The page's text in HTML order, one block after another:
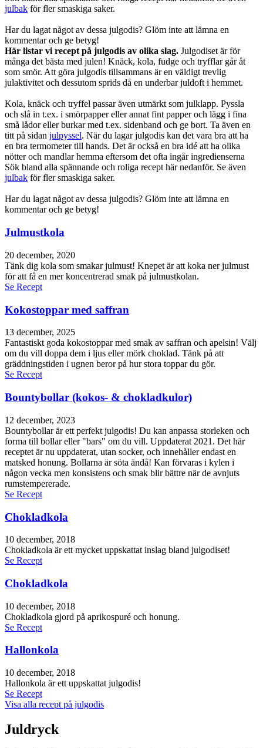
julbak för fler smaskiga saker.
Har du lagat något av dessa julgodis? Glöm inte att lämna en
kommentar och ge betyg!
Här listar vi recept på julgodis av olika slag. Julgodiset är för
många det bästa med julen! Knäck, kola, fudge och tryfflar går åt
som smör. Att göra julgodis tillsammans är en väldigt trevlig
julaktivitet och dessutom sprids då en underbar juldoft i hemmet.
Kola, knäck och tryffel passar även utmärkt som julklapp. Pyssla
och slå in t.ex. i smörpapper eller annat fint papper och lägg i fina
små lådor eller burkar med t.ex. sidenband och ge bort. Ta även en
titt på sidan julpyssel. När du lagar julgodis kan det vara bra att ha
en bra termometer till hands. Det är också en bra idé att ha olika
nötter och mandlar hemma eftersom det ofta ingår ingredienserna
Sök bland alla spännande och roliga recept här nedanför. Se även
julbak för fler smaskiga saker.
Har du lagat något av dessa julgodis? Glöm inte att lämna en
kommentar och ge betyg!
Julmustkola
20 december, 2020
Tänk dig kola som smakar julmust! Knepet är att koka ner julmust
för att få en mer koncentrerad smak på julmustkolan.
Se Recept
Kokostoppar med saffran
13 december, 2025
Fantastiskt goda kokostoppar med smak av saffran och apelsin! Välj
om du vill doppa dem i ljus eller mörk choklad. Tänk på att
gräddningstiden i ugnen beror på hur stora toppar du gör.
Se Recept
Bountybollar (kokos- & chokladkulor)
12 december, 2023
Bountybollar är ett perfekt julgodis! Du kan anpassa storleken och
forma till bollar eller "bars" om du vill. Uppdaterat 2021. Det här
receptet är nu uppdaterat, utan socker, och innehåller endast en
matsked honung. Bollarna är söta ändå! Kan förvaras i kylen i
någon vecka men konsistens och smak blir bättre när de avnjuts
rumstempererade.
Se Recept
Chokladkola
10 december, 2018
Chokladkola är ett mycket uppskattat inslag bland julgodiset!
Se Recept
Chokladkola
10 december, 2018
Chokladkola gjord på aprikospuré och honung.
Se Recept
Hallonkola
10 december, 2018
Hallonkola är ett uppskattat julgodis!
Se Recept
Visa alla recept på julgodis
Juldryck